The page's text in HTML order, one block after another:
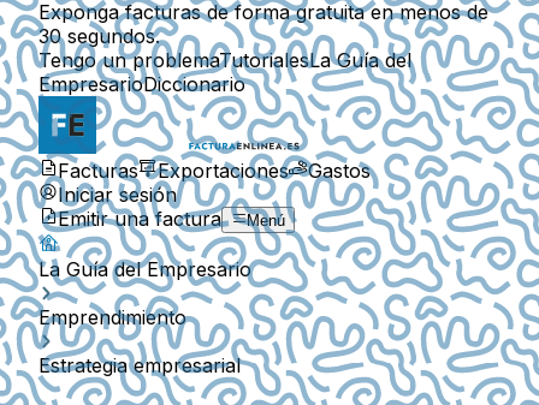
Exponga facturas de forma gratuita en menos de
30 segundos.
Tengo un problemaTutorialesLa Guía del
EmpresarioDiccionario
Facturas Exportaciones
Gastos
Iniciar sesión
Emitir una factura
Menú
La Guía del Empresario
Emprendimiento
Estrategia empresarial